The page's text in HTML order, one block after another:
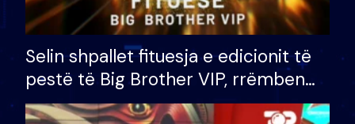
Selin shpallet fituesja e edicionit të
pestë të Big Brother VIP, rrëmben
çmimin e madh prej 100 mijë eurosh